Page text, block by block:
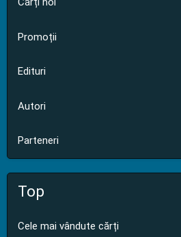
Promoții
Edituri
Autori
Parteneri
Top
Cele mai vândute cărți